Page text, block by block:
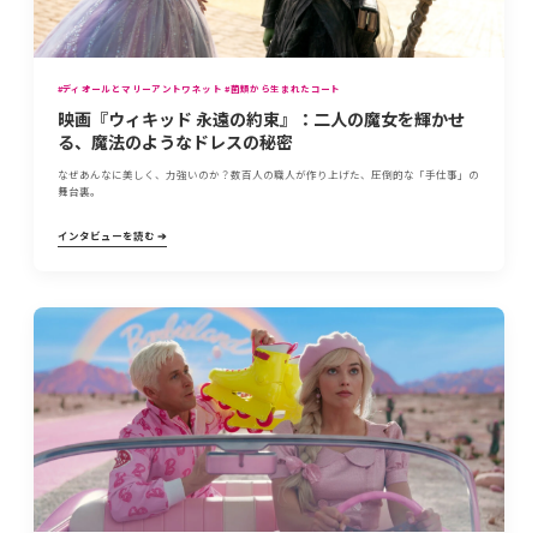
#ディオールとマリーアントワネット #菌類から生まれたコート
映画『ウィキッド 永遠の約束』：二人の魔女を輝かせ
る、魔法のようなドレスの秘密
なぜあんなに美しく、力強いのか？数百人の職人が作り上げた、圧倒的な「手仕事」の
舞台裏。
インタビューを読む ➔